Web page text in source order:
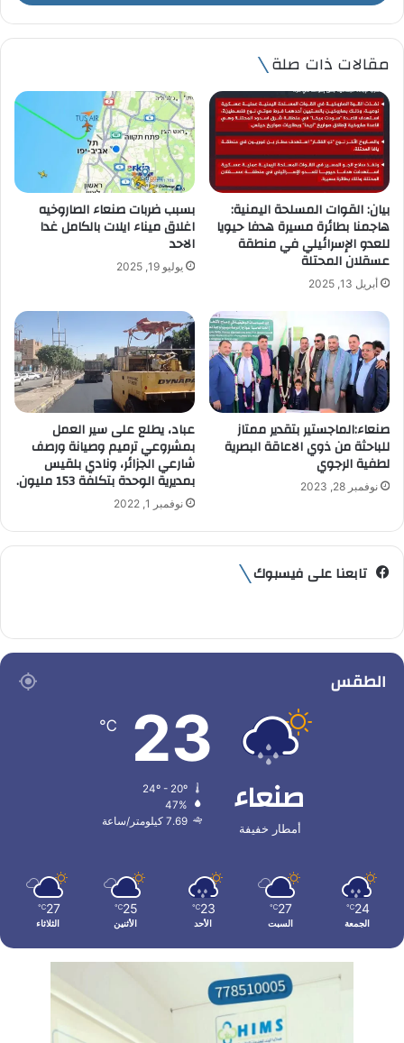
ر
د
ا
ك
ر
و
مقالات ذات صلة
بيان: القوات المسلحة اليمنية:
هاجمنا بطائرة مسيرة هدفا حيويا
للعدو الإسرائيلي في منطقة
عسقلان المحتلة
أبريل 13, 2025
بسبب ضربات صنعاء الصاروخيه
اغلاق ميناء ايلات بالكامل غدا
الاحد
يوليو 19, 2025
صنعاء:الماجستير بتقدير ممتاز
للباحثة من ذوي الاعاقة البصرية
لطفية الرجوي
نوفمبر 28, 2023
عباد، يطلع على سير العمل
بمشروعي ترميم وصيانة ورصف
شارعي الجزائر، ونادي بلقيس
بمديرية الوحدة بتكلفة 153 مليون.
نوفمبر 1, 2022
تابعنا على فيسبوك
الطقس
صنعاء
أمطار خفيفة
23
℃
47%
7.69 كيلومتر/ساعة
24
℃
الجمعة
27
℃
السبت
23
℃
الأحد
25
℃
الأثنين
27
℃
الثلاثاء